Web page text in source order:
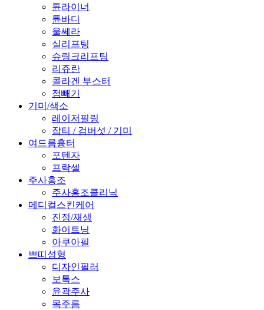
튠라이너
튠바디
울쎄라
실리프팅
슈링크리프팅
리쥬란
콜라겐 부스터
점빼기
기미/색소
레이저필링
잡티 / 검버섯 / 기미
여드름흉터
포텐자
프락셀
주사홍조
주사홍조클리닉
메디컬스킨케어
진정/재생
화이트닝
아쿠아필
쁘띠성형
디자인필러
보톡스
윤곽주사
목주름